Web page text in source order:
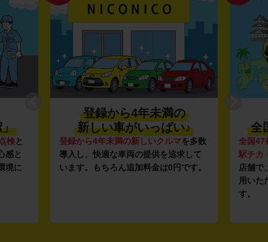
」
検と
感と
境に
登録から4年未満の
新しい車がいっぱい♪
登録から4年未満の新しいクルマを多数
導入し、快適な車両の提供を追求して
います。もちろん追加料金は0円です。
全
全国47
駅チカ
店舗で
用いた
す。